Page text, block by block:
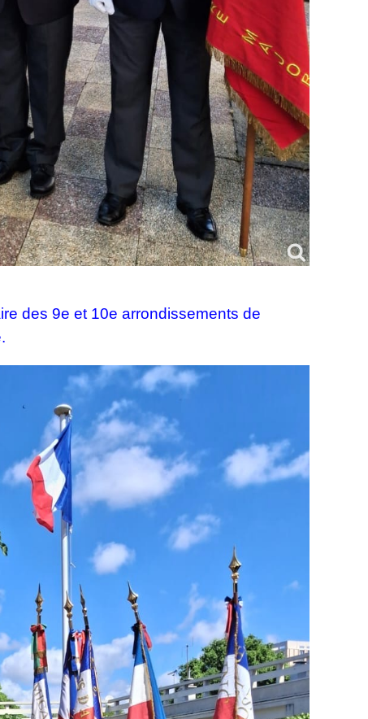
des 9e et 10e arrondissements de